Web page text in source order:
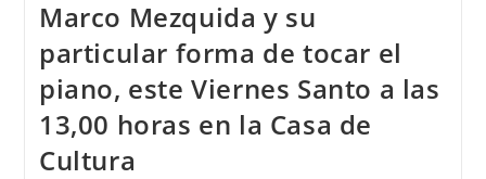
Marco Mezquida y su
particular forma de tocar el
piano, este Viernes Santo a las
13,00 horas en la Casa de
Cultura